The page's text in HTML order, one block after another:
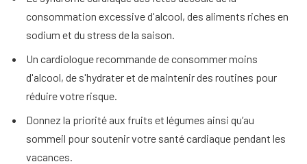
consommation excessive d'alcool, des aliments riches en
sodium et du stress de la saison.
Un cardiologue recommande de consommer moins
d'alcool, de s'hydrater et de maintenir des routines pour
réduire votre risque.
Donnez la priorité aux fruits et légumes ainsi qu’au
sommeil pour soutenir votre santé cardiaque pendant les
vacances.